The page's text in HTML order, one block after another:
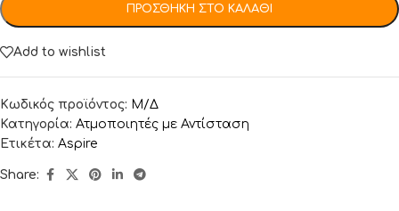
ΠΡΟΣΘΉΚΗ ΣΤΟ ΚΑΛΆΘΙ
Add to wishlist
Κωδικός προϊόντος: Μ/Δ
Κατηγορία: Ατμοποιητές με Αντίσταση
Ετικέτα: Aspire
Share: